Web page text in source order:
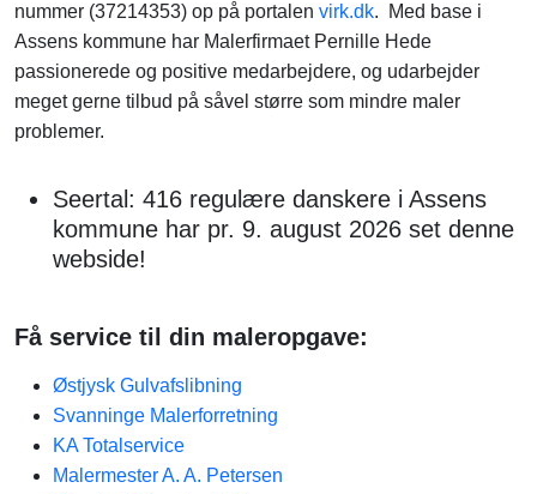
nummer (37214353) op på portalen virk.dk. Med base i
Assens kommune har Malerfirmaet Pernille Hede
passionerede og positive medarbejdere, og udarbejder
meget gerne tilbud på såvel større som mindre maler
problemer.
Seertal: 416 regulære danskere i Assens
kommune har pr. 9. august 2026 set denne
webside!
Få service til din maleropgave:
Østjysk Gulvafslibning
Svanninge Malerforretning
KA Totalservice
Malermester A. A. Petersen